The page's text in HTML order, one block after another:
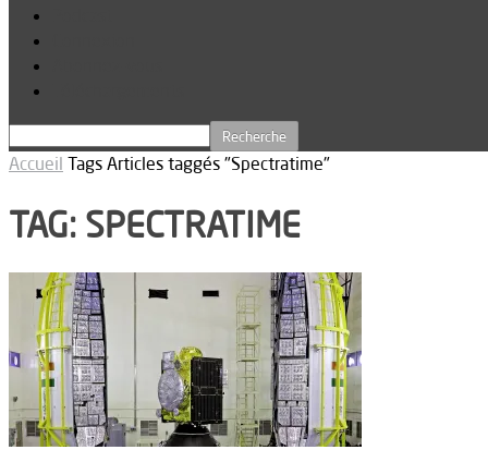
Accueil Tags Articles taggés "Spectratime"
TAG: SPECTRATIME